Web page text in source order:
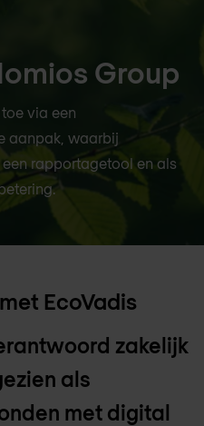
Group
via een
aanpak, waarbij
rapportagetool en als
EcoVadis
zakelijk
als
met digital